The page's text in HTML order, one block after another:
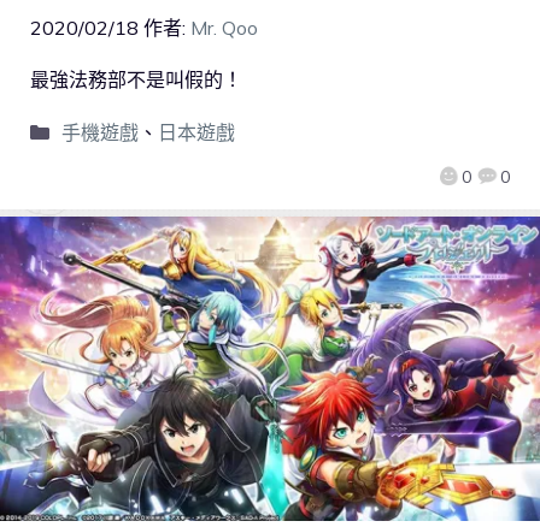
2020/02/18 作者: Mr. Qoo
0 0
最強法務部不是叫假的！
手機遊戲、 日本遊戲